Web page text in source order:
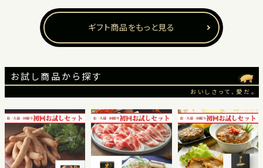
ギフト商品をもっと見る
お試し商品から探す
おいしさって、愛だ。